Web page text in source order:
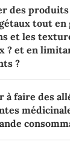
des produits
tout en
et les
? et en
?
à faire des